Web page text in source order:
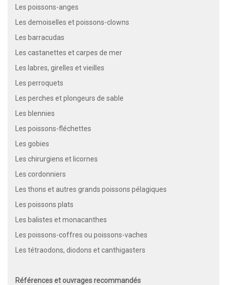
Les poissons-anges
Les demoiselles et poissons-clowns
Les barracudas
Les castanettes et carpes de mer
Les labres, girelles et vieilles
Les perroquets
Les perches et plongeurs de sable
Les blennies
Les poissons-fléchettes
Les gobies
Les chirurgiens et licornes
Les cordonniers
Les thons et autres grands poissons pélagiques
Les poissons plats
Les balistes et monacanthes
Les poissons-coffres ou poissons-vaches
Les tétraodons, diodons et canthigasters
Références et ouvrages recommandés